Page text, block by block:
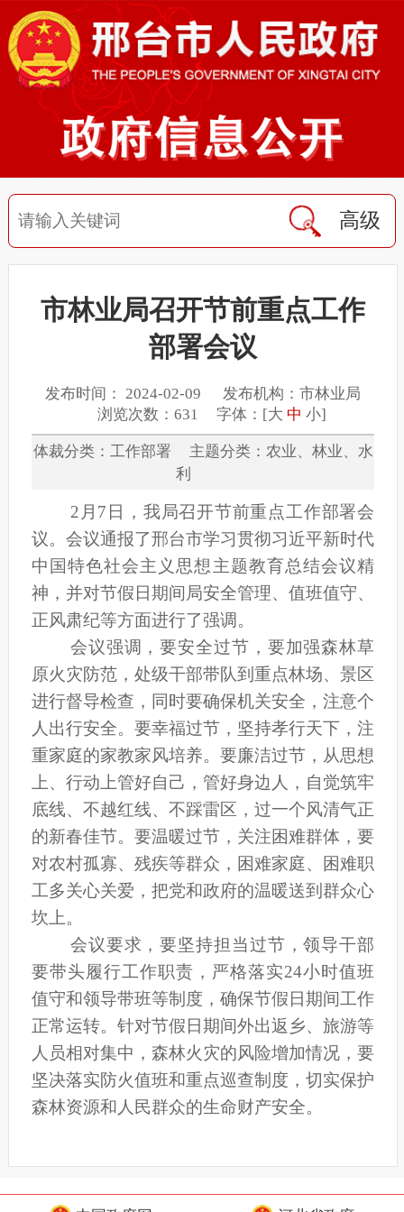
高级
市林业局召开节前重点工作
部署会议
发布时间： 2024-02-09 发布机构：市林业局
浏览次数：631 字体：[大 中 小]
体裁分类：工作部署 主题分类：农业、林业、水
利
2月7日，我局召开节前重点工作部署会
议。会议通报了邢台市学习贯彻习近平新时代
中国特色社会主义思想主题教育总结会议精
神，并对节假日期间局安全管理、值班值守、
正风肃纪等方面进行了强调。
会议强调，要安全过节，要加强森林草
原火灾防范，处级干部带队到重点林场、景区
进行督导检查，同时要确保机关安全，注意个
人出行安全。要幸福过节，坚持孝行天下，注
重家庭的家教家风培养。要廉洁过节，从思想
上、行动上管好自己，管好身边人，自觉筑牢
底线、不越红线、不踩雷区，过一个风清气正
的新春佳节。要温暖过节，关注困难群体，要
对农村孤寡、残疾等群众，困难家庭、困难职
工多关心关爱，把党和政府的温暖送到群众心
坎上。
会议要求，要坚持担当过节，领导干部
要带头履行工作职责，严格落实24小时值班
值守和领导带班等制度，确保节假日期间工作
正常运转。针对节假日期间外出返乡、旅游等
人员相对集中，森林火灾的风险增加情况，要
坚决落实防火值班和重点巡查制度，切实保护
森林资源和人民群众的生命财产安全。